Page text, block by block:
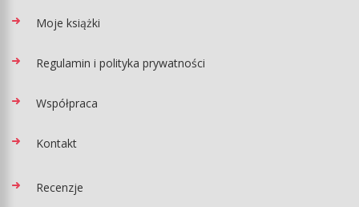
Moje książki
Regulamin i polityka prywatności
Współpraca
Kontakt
Recenzje